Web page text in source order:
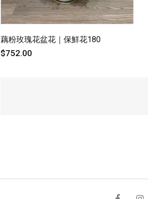
藕粉玫瑰花盆花｜保鮮花180
$752.00